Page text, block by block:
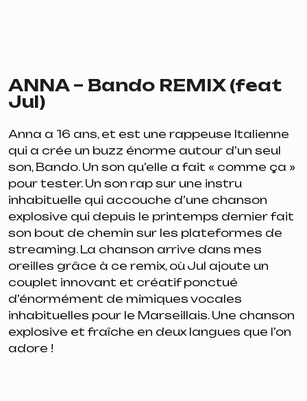
ANNA – Bando REMIX (feat
Jul)
Anna a 16 ans, et est une rappeuse Italienne
qui a crée un buzz énorme autour d’un seul
son,Bando. Un son qu’elle a fait « comme ça »
pour tester. Un son rap sur une instru
inhabituelle qui accouche d’une chanson
explosive qui depuis le printemps dernier fait
son bout de chemin sur les plateformes de
streaming. La chanson arrive dans mes
oreilles grâce à ce remix, où Jul ajoute un
couplet innovant et créatif ponctué
d’énormément de mimiques vocales
inhabituelles pour le Marseillais. Une chanson
explosive et fraîche en deux langues que l’on
adore !